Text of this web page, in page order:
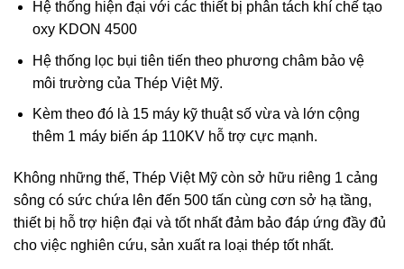
Hệ thống hiện đại với các thiết bị phân tách khí chế tạo
oxy KDON 4500
Hệ thống lọc bụi tiên tiến theo phương châm bảo vệ
môi trường của Thép Việt Mỹ.
Kèm theo đó là 15 máy kỹ thuật số vừa và lớn cộng
thêm 1 máy biến áp 110KV hỗ trợ cực mạnh.
Không những thế, Thép ViệtMỹ còn sở hữu riêng 1 cảng
sông có sức chứa lên đến 500 tấn cùng cơn sở hạ tầng,
thiết bị hỗ trợ hiện đại và tốt nhấtđảm bảo đáp ứng đầy đủ
cho việc nghiên cứu, sản xuất ra loại thép tốt nhất.